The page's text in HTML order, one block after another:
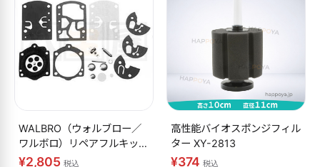
WALBRO（ウォルブロー／
ワルボロ）リペアフルキット
K10-WB
¥2,805 税込
高性能バイオスポンジフィル
ター XY-2813
¥374税込